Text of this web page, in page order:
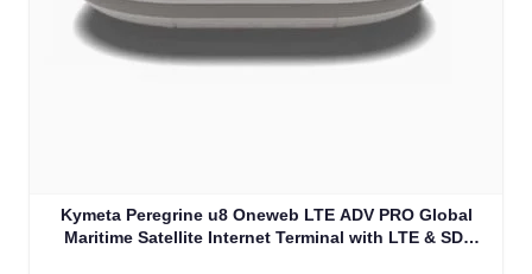
Kymeta Peregrine u8 Oneweb LTE ADV PRO Global
Maritime Satellite Internet Terminal with LTE & SD-